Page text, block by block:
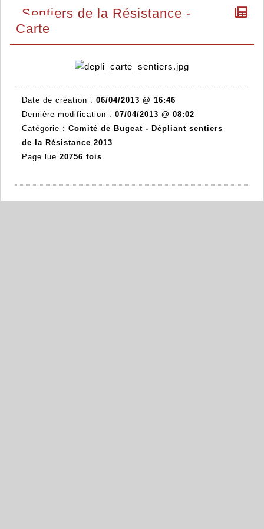
Sentiers de la Résistance -
Carte
Date de création : 06/04/2013 @ 16:46
Dernière modification : 07/04/2013 @ 08:02
Catégorie : Comité de Bugeat - Dépliant sentiers
de la Résistance 2013
Page lue 20756 fois